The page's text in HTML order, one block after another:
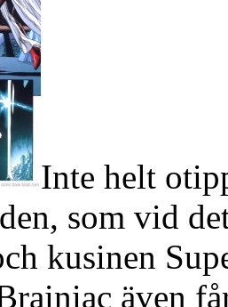
Inte helt
som vid
kusinen
även